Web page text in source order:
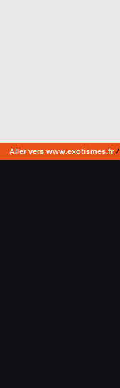
Aller vers www.exotismes.fr/